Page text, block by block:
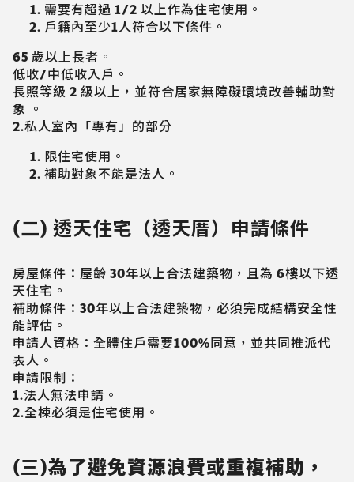
需要有超過 1/2 以上作為住宅使用。
戶籍內至少1人符合以下條件。
65 歲以上長者。
低收/中低收入戶。
長照等級 2 級以上，並符合居家無障礙環境改善輔助對
象 。
2.私人室內「專有」的部分
限住宅使用。
補助對象不能是法人。
(二) 透天住宅（透天厝）申請條件
房屋條件：屋齡 30年以上合法建築物，且為 6樓以下透
天住宅。
補助條件：30年以上合法建築物，必須完成結構安全性
能評估。
申請人資格：全體住戶需要100%同意，並共同推派代
表人。
申請限制：
1.法人無法申請。
2.全棟必須是住宅使用。
(三)為了避免資源浪費或重複補助，